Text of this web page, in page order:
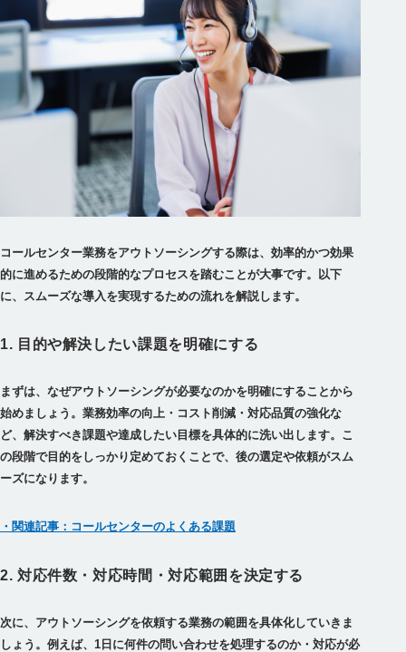
コールセンター業務をアウトソーシングする際は、効率的かつ効果
的に進めるための段階的なプロセスを踏むことが大事です。以下
に、スムーズな導入を実現するための流れを解説します。
1. 目的や解決したい課題を明確にする
まずは、なぜアウトソーシングが必要なのかを明確にすることから
始めましょう。業務効率の向上・コスト削減・対応品質の強化な
ど、解決すべき課題や達成したい目標を具体的に洗い出します。こ
の段階で目的をしっかり定めておくことで、後の選定や依頼がスム
ーズになります。
・関連記事：コールセンターのよくある課題
2. 対応件数・対応時間・対応範囲を決定する
次に、アウトソーシングを依頼する業務の範囲を具体化していきま
しょう。例えば、1日に何件の問い合わせを処理するのか・対応が必